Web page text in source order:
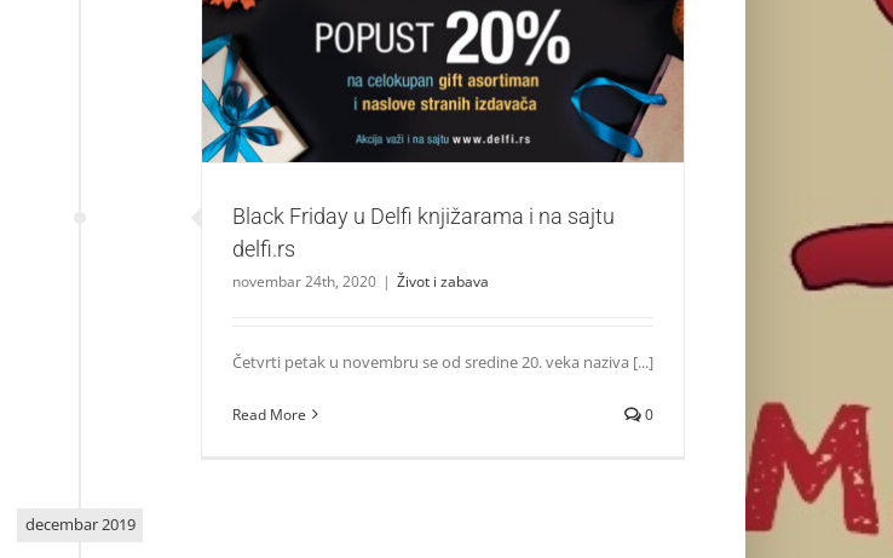
Black Friday u Delfi knjižarama i na sajtu delfi.rs
Život i zabava
Black Friday u Delfi knjižarama i na sajtu
delfi.rs
novembar 24th, 2020 | Život i zabava
Četvrti petak u novembru se od sredine 20. veka naziva [...]
Read More 0
decembar 2019